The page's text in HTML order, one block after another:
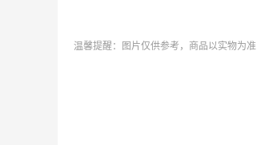
温馨提醒：图片仅供参考，商品以实物为准